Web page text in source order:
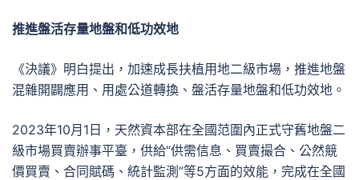
推進盤活存量地盤和低功效地
《決議》明白提出，加速成長扶植用地二級市場，推進地盤
混雜開闢應用、用處公道轉換、盤活存量地盤和低功效地。
2023年10月1日，天然資本部在全國范圍內正式守舊地盤二
級市場買賣辦事平臺，供給“供需信息、買賣撮合、公然競
價買賣、合同賦碼、統計監測”等5方面的效能，完成在全國